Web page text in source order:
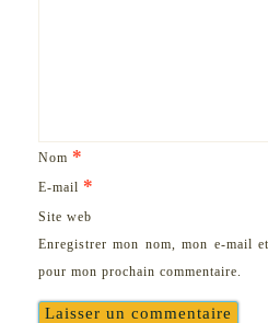
Nom *
E-mail *
Site web
Enregistrer mon nom, mon e-mail
pour mon prochain commentaire.